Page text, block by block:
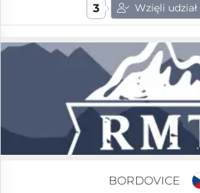
3 Wzięli udział
BORDOVICE